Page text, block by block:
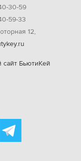
30-59
59-33
12,
БьютиКей